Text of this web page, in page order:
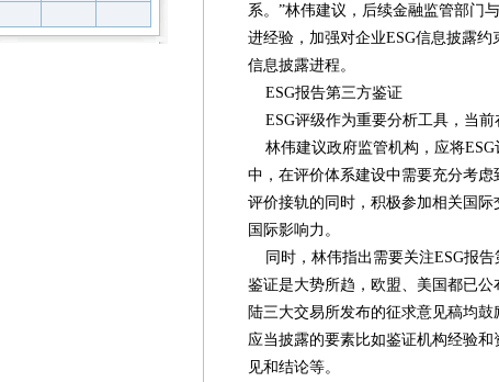
系。”林伟建议，后续金融监管部门
进经验，加强对企业ESG信息披露
信息披露进程。
ESG报告第三方鉴证
ESG评级作为重要分析工具，当前
林伟建议政府监管机构，应将ESG
中，在评价体系建设中需要充分考虑
评价接轨的同时，积极参加相关国
国际影响力。
同时，林伟指出需要关注ESG报告
鉴证是大势所趋，欧盟、美国都已
陆三大交易所发布的征求意见稿均
应当披露的要素比如鉴证机构经验
见和结论等。